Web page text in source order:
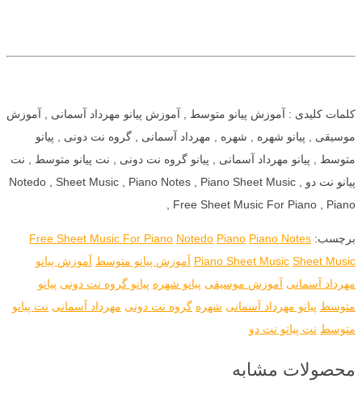
کلمات کلیدی : آموزش پیانو متوسط , آموزش پیانو مهرداد آسمانی , آموزش
موسیقی , پیانو شهره , شهره , مهرداد آسمانی , گروه نت دونی , پیانو
متوسط , پیانو مهرداد آسمانی , پیانو گروه نت دونی , نت پیانو متوسط , نت
پیانو نت دو , Notedo , Sheet Music , Piano Notes , Piano Sheet Music
, Free Sheet Music For Piano , Piano
برچسب: Free Sheet Music For Piano Notedo Piano Piano Notes
Piano Sheet Music Sheet Music آموزش پیانو متوسط آموزش پیانو
مهرداد آسمانی آموزش موسیقی پیانو شهره پیانو گروه نت دونی پیانو
متوسط پیانو مهرداد آسمانی شهره گروه نت دونی مهرداد آسمانی نت پیانو
متوسط نت پیانو نت دو
محصولات مشابه